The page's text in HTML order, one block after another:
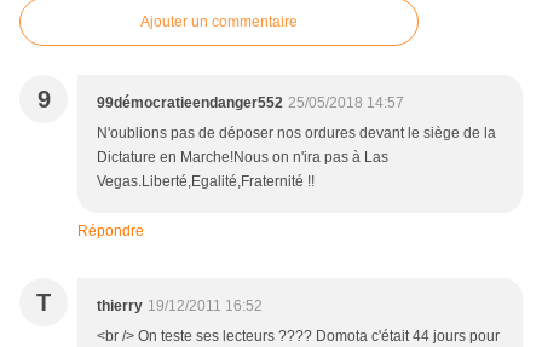
Ajouter un commentaire
9 99démocratieendanger552 25/05/2018 14:57
N'oublions pas de déposer nos ordures devant le siège de la
Dictature en Marche!Nous on n'ira pas à Las
Vegas.Liberté,Egalité,Fraternité !!
Répondre
T thierry 19/12/2011 16:52
<br /> On teste ses lecteurs ???? Domota c'était 44 jours pour